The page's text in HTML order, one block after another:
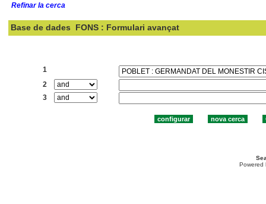
Refinar la cerca
Base de dades FONS : Formulari avançat
1
2
3